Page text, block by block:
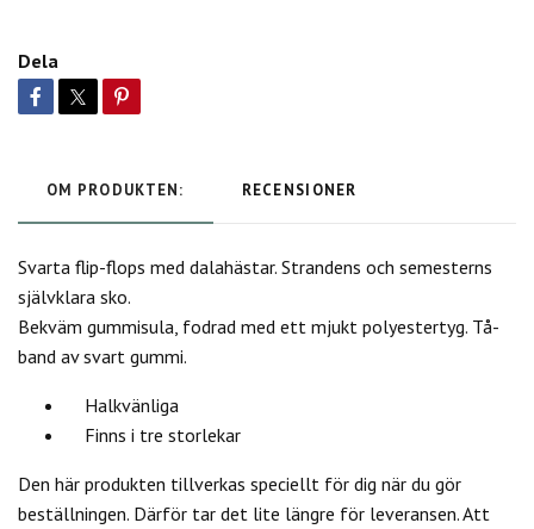
Dela
OM PRODUKTEN: RECENSIONER
Svarta flip-flops med dalahästar. Strandens och semesterns
självklara sko.
Bekväm gummisula, fodrad med ett mjukt polyestertyg. Tå-
band av svart gummi.
Halkvänliga
Finns i tre storlekar
Den här produkten tillverkas speciellt för dig när du gör
beställningen. Därför tar det lite längre för leveransen. Att